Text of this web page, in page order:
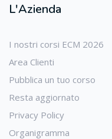
L'Azienda
I nostri corsi ECM 2026
Area Clienti
Pubblica un tuo corso
Resta aggiornato
Privacy Policy
Organigramma